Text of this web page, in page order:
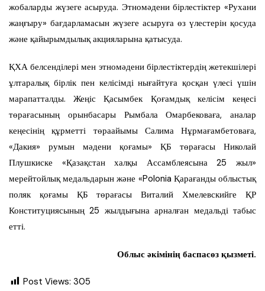
жобаларды жүзеге асыруда. Этномәдени бірлестіктер «Рухани
жаңғыру» бағдарламасын жүзеге асыруға өз үлестерін қосуда
және қайырымдылық акцияларына қатысуда.
ҚХА белсенділері мен этномәдени бірлестіктердің жетекшілері
ұлтаралық бірлік пен келісімді нығайтуға қосқан үлесі үшін
марапатталды. Жеңіс Қасымбек Қоғамдық келісім кеңесі
төрағасының орынбасары Рымбала Омарбековаға, аналар
кеңесінің құрметті төраайымы Салима Нұрмағамбетоваға,
«Дакия» румын мәдени қоғамы» ҚБ төрағасы Николай
Плушкиске «Қазақстан халқы Ассамблеясына 25 жыл»
мерейтойлық медальдарын және «Polonia Қарағанды облыстық
поляк қоғамы ҚБ төрағасы Виталий Хмелевскийге ҚР
Конституциясының 25 жылдығына арналған медальді табыс
етті.
Облыс әкімінің баспасөз қызметі.
Post Views: 305